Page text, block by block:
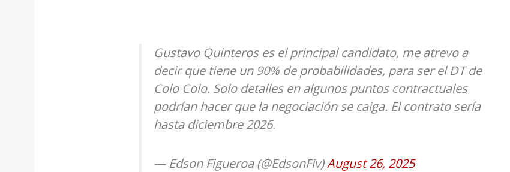
Gustavo Quinteros es el principal candidato, me atrevo a
decir que tiene un 90% de probabilidades, para ser el DT de
Colo Colo. Solo detalles en algunos puntos contractuales
podrían hacer que la negociación se caiga. El contrato sería
hasta diciembre 2026.
— Edson Figueroa (@EdsonFiv)August 26, 2025